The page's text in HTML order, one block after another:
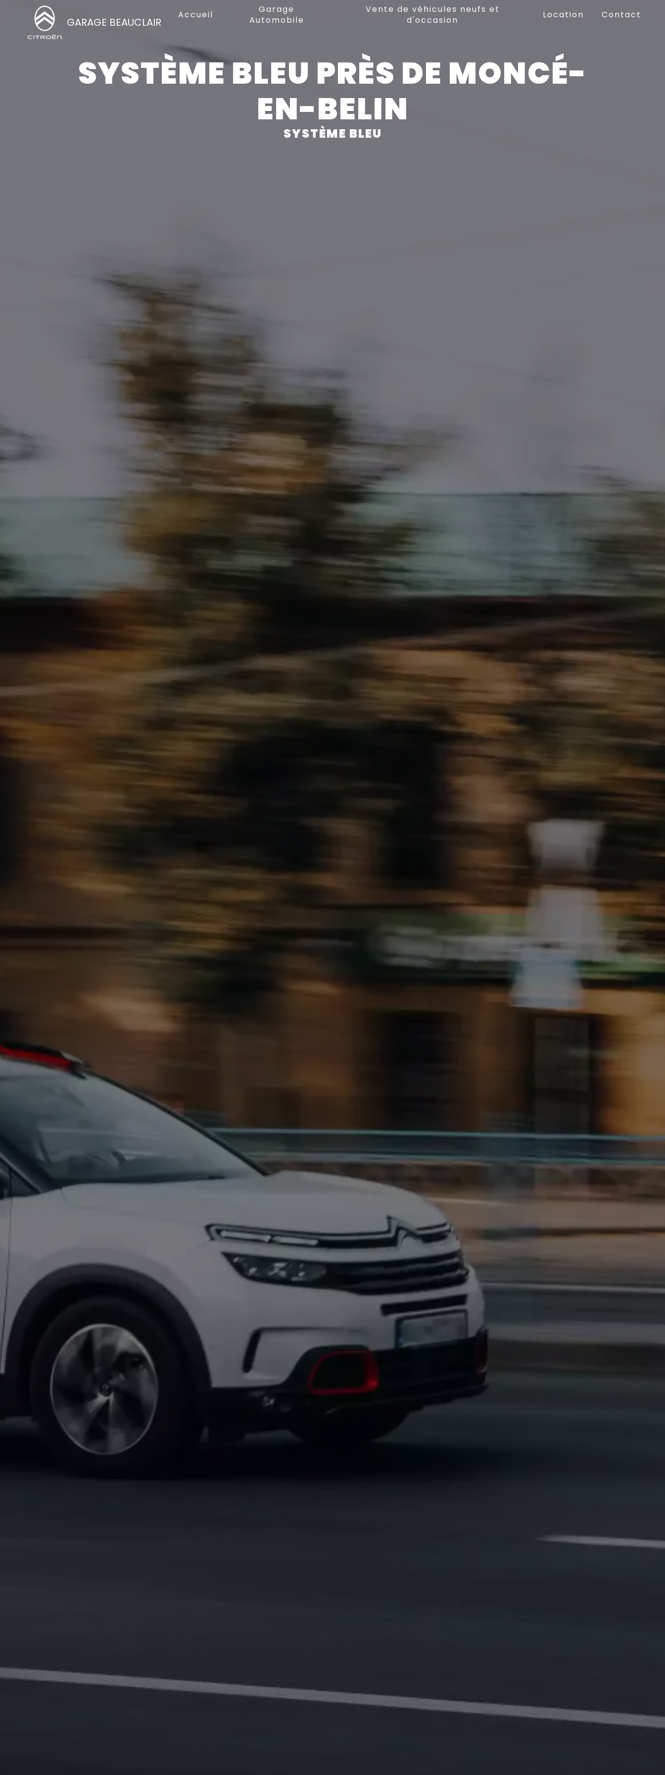
GARAGE BEAUCLAIR
Accueil
Garage
Automobile
Vente de véhicules neufs et
d'occasion
Location Contact
SYSTÈME BLEU PRÈS DE MONCÉ-
EN-BELIN
SYSTÈME BLEU
Panneau de gestion des cookies